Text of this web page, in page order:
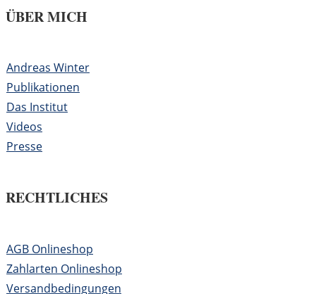
ÜBER MICH
Andreas Winter
Publikationen
Das Institut
Videos
Presse
RECHTLICHES
AGB Onlineshop
Zahlarten Onlineshop
Versandbedingungen